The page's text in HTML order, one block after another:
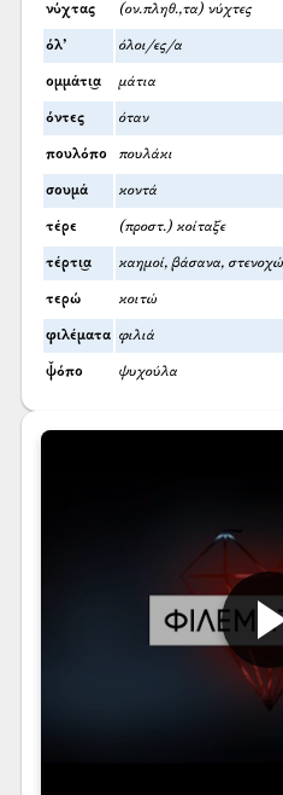
νύχτας (ον.πληθ.,τα) νύχτες
όλ’ όλοι/ες/α
ομμάτι͜α μάτια
όντες όταν
πουλόπο πουλάκι
σουμά κοντά
τέρε (προστ.) κοίταξε
τέρτι͜α καημοί, βάσανα,
τερώ κοιτώ
φιλέματα φιλιά
ψ̌όπο ψυχούλα